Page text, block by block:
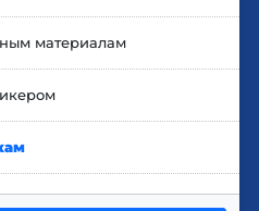
материалам